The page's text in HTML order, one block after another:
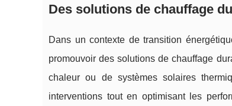
Des solutions de chauffage
Dans un contexte de transition
promouvoir des solutions de chauffage
chaleur ou de systèmes solaires
interventions tout en optimisant les